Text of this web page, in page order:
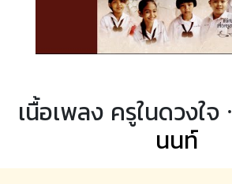
เนื้อเพลง ครูในดวงใจ ·
นนท์